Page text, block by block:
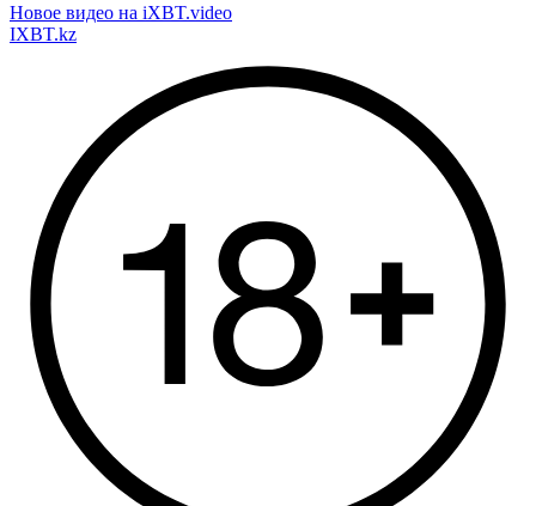
Новое видео на iXBT.video
IXBT.kz